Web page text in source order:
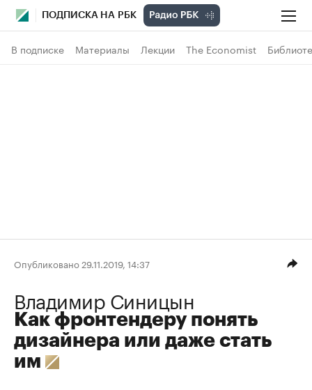
ПОДПИСКА НА РБК
В подписке Материалы Лекции The Economist
Опубликовано 29.11.2019, 14:37
Владимир Синицын
Как фронтендеру понять
дизайнера или даже стать
им